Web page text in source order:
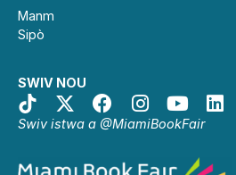
Manm
Sipò
SWIV NOU
Swiv istwa a @MiamiBookFair